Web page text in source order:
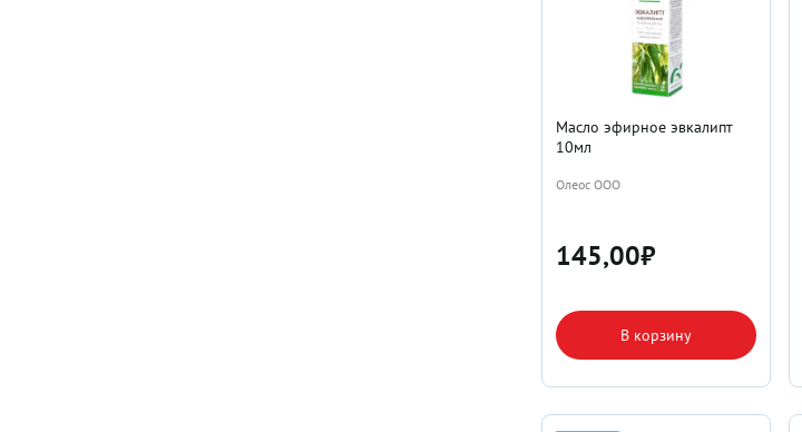
Масло эфирное эвкалипт
10мл
Олеос ООО
145,00₽
В корзину